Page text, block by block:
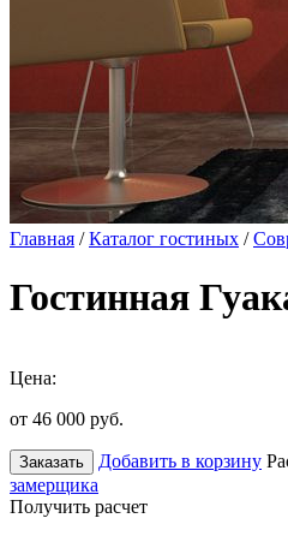
Главная /Каталог гостиных /
Гостинная
Цена:
от 46 000 руб.
Заказать Добавить в корзину
замерщика
Получить расчет